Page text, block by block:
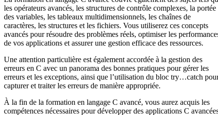
les opérateurs avancés, les structures de contrôle complexes, la portée
des variables, les tableaux multidimensionnels, les chaînes de
caractères, les structures et les fichiers. Vous utiliserez ces concepts
avancés pour résoudre des problèmes réels, optimiser les
de vos applications et assurer une gestion efficace des ressources.
Une attention particulière est également accordée à la gestion des
erreurs en C avec un panorama des bonnes pratiques pour gérer les
erreurs et les exceptions, ainsi que l’utilisation du bloc try…catch
capturer et traiter les erreurs de manière appropriée.
À la fin de la formation en langage C avancé, vous aurez acquis les
compétences nécessaires pour développer des applications C